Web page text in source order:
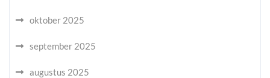
oktober 2025
september 2025
augustus 2025